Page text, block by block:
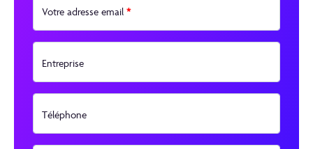
Votre adresse email *
Entreprise
Téléphone